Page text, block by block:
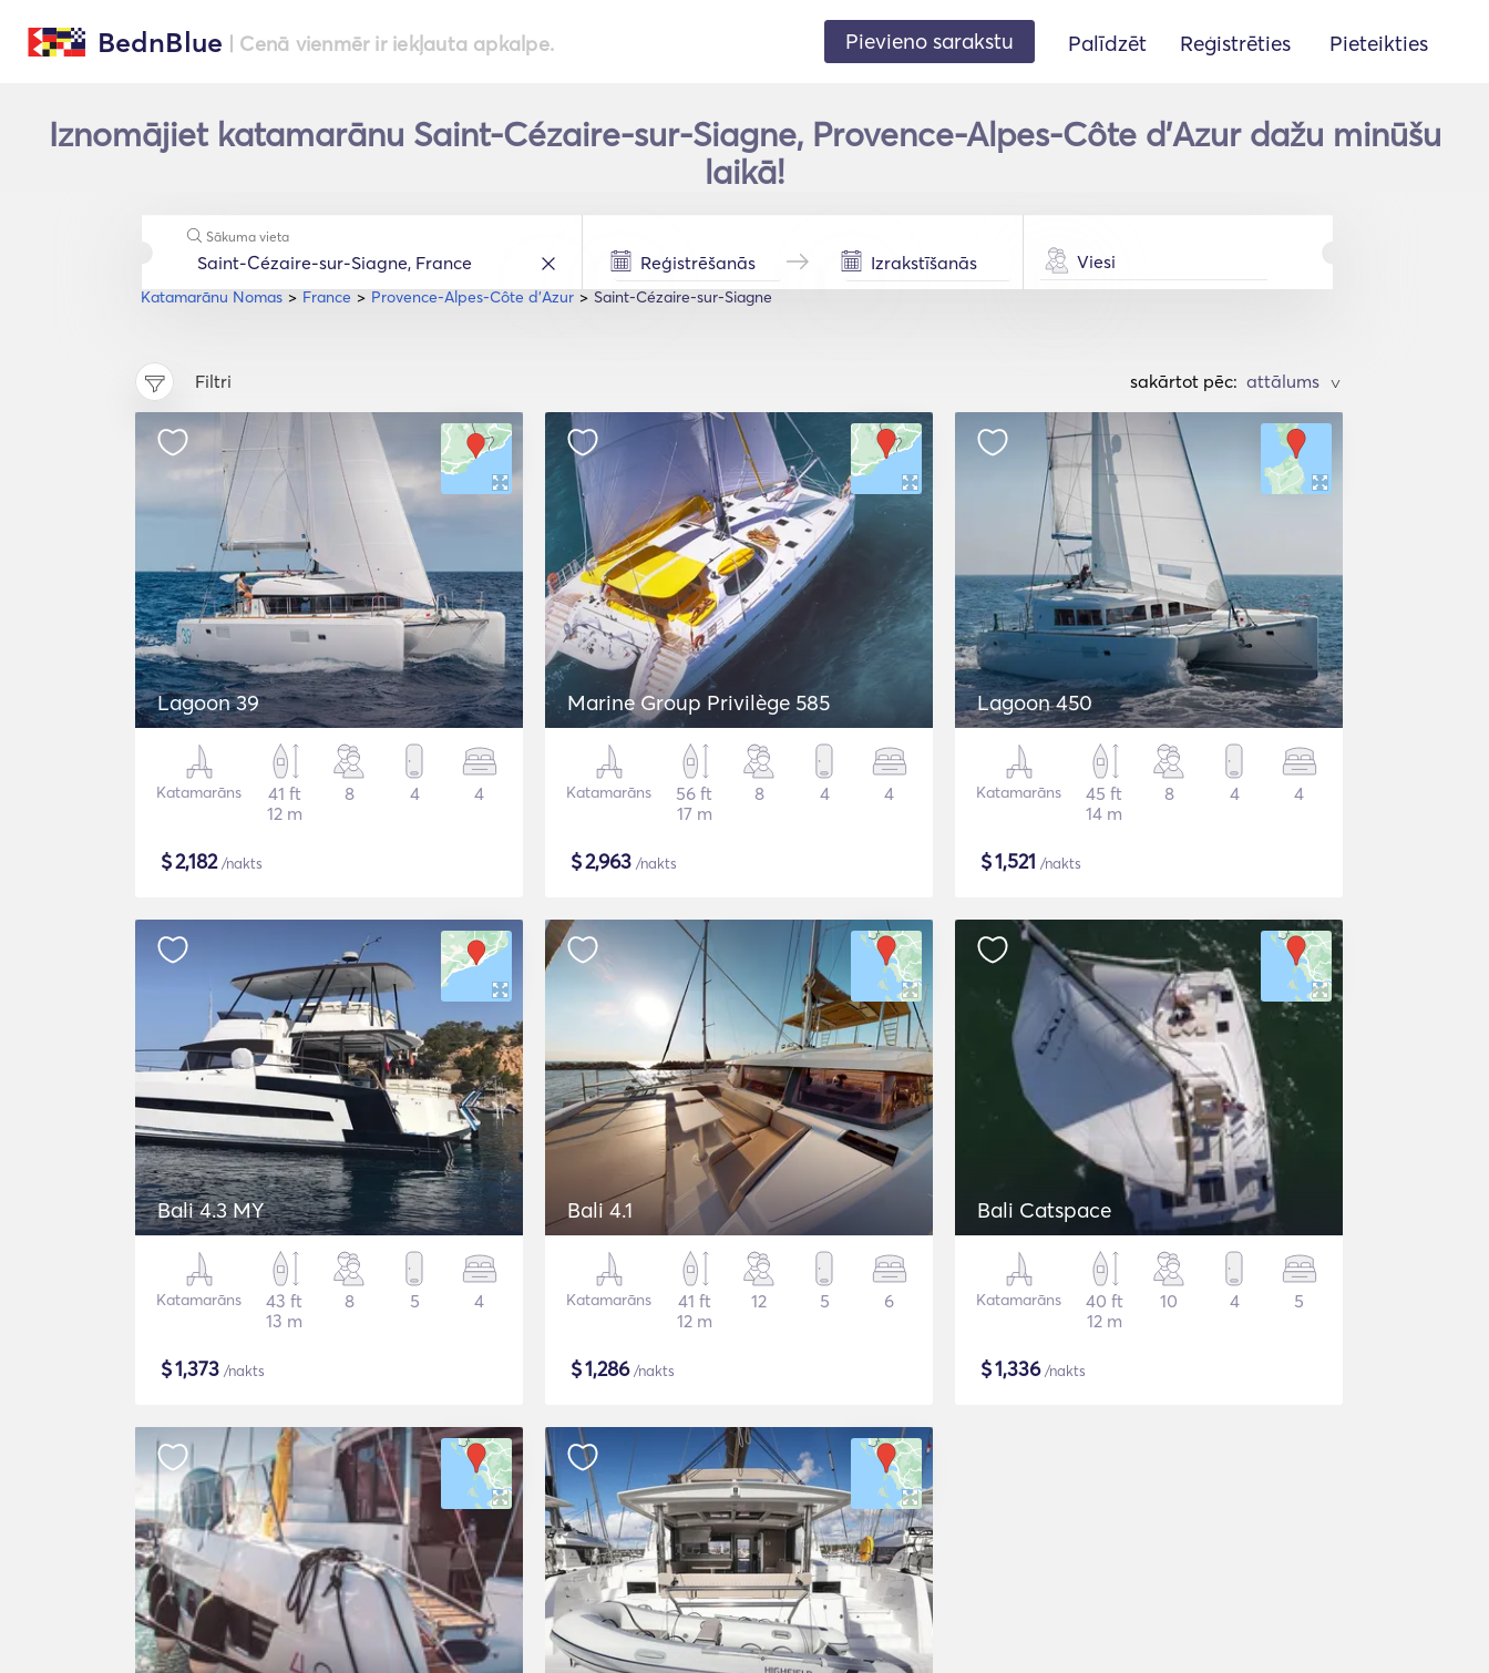
BednBlue | Cenā vienmēr ir iekļauta apkalpe. Pievieno sarakstu Palīdzēt Reģistrēties Pieteikties
Iznomājiet katamarānu Saint-Cézaire-sur-Siagne, Provence-Alpes-Côte d'Azur dažu minūšu
laikā!
Katamarānu Nomas France Provence-Alpes-Côte d'Azur Saint-Cézaire-sur-Siagne
Sākuma vieta
Viesi
Filtri sakārtot pēc: >
Lagoon 39
Katamarāns
41 ft
12 m
8 4 4
$2,182/nakts
Marine Group Privilège 585
Katamarāns
56 ft
17 m
8 4 4
$2,963 /nakts
Lagoon 450
Katamarāns
45 ft
14 m
8 4 4
$1,521 /nakts
Bali 4.3 MY
Katamarāns
43 ft
13 m
8 5 4
$1,373 /nakts
Bali 4.1
Katamarāns
41 ft
12 m
12 5 6
$1,286/nakts
Bali Catspace
Katamarāns
40 ft
12 m
10 4 5
$1,336/nakts